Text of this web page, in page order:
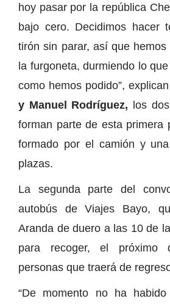
hoy pasar por la república
bajo cero. Decidimos hacer
tirón sin parar, así que
la furgoneta, durmiendo lo
como hemos podido”, explican
y Manuel Rodríguez, los
forman parte de esta primera
formado por el camión y
plazas.
La segunda parte del
autobús de Viajes Bayo,
Aranda de duero a las 10 de
para recoger, el próximo
personas que traerá de
“De momento no ha